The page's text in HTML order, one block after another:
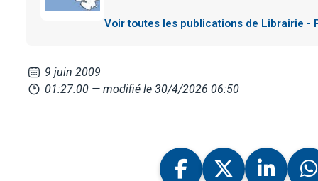
Voir toutes les publications de Librairie -
9 juin 2009
01:27:00 — modifié le 30/4/2026 06:50